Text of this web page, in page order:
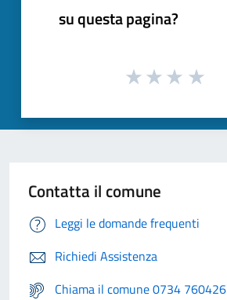
su questa pagina?
Contatta il comune
Leggi le domande frequenti
Richiedi Assistenza
Chiama il comune 0734 760426